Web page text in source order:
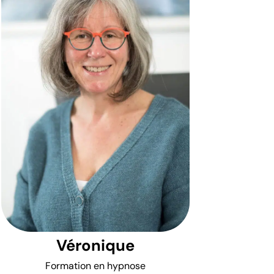
Véronique
Formation en hypnose